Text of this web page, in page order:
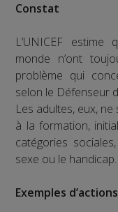
Constat
L’UNICEF
monde n’ont
problème qui
selon le Défenseur
Les adultes, eux,
à la formation,
catégories
sexe ou le handicap.
Exemples